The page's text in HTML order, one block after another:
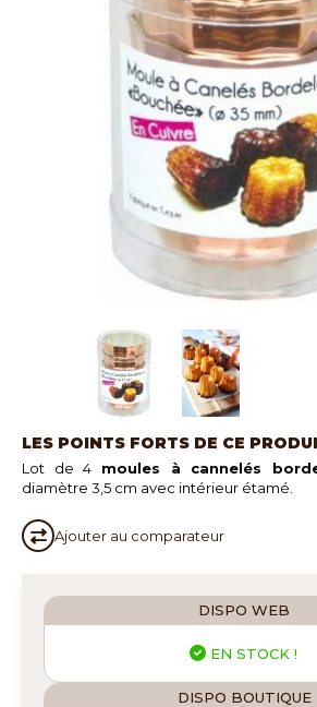
LES POINTS FORTS DE CE
Lot de 4 moules à cannelés
diamètre 3,5 cm avec intérieur étamé.
Ajouter au comparateur
DISPO WEB
EN STOCK !
DISPO BOUTIQUE